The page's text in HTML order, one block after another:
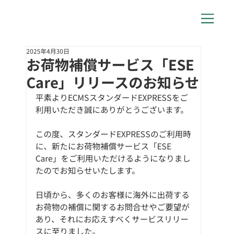
お荷物補償サービス「ESE
Care」リリースのお知らせ
2025年4月30日
平素よりECMSスタンダードEXPRESSをご
利用いただき誠にありがとうございます。
この度、スタンダードEXPRESSのご利用時
に、新たにお荷物補償サービス「ESE
Care」をご利用いただけるようになりまし
たのでお知らせいたします。
日頃から、多くのお客様に海外に出荷する
お荷物の補償に関するお問合せやご要望が
あり、それにお応えすべくサービスリリー
スに至りました。